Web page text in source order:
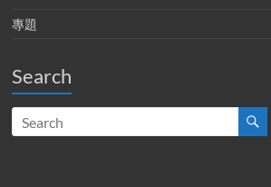
專題
Search